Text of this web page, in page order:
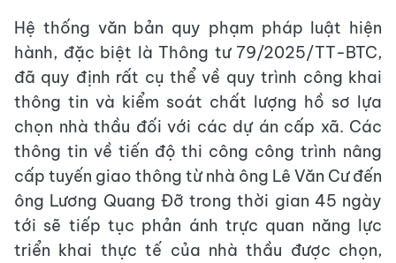
Hệ thống văn bản quy phạm pháp luật hiện
hành, đặc biệt là Thông tư 79/2025/TT-BTC,
đã quy định rất cụ thể về quy trình công khai
thông tin và kiểm soát chất lượng hồ sơ lựa
chọn nhà thầu đối với các dự án cấp xã. Các
thông tin về tiến độ thi công công trình nâng
cấp tuyến giao thông từ nhà ông Lê Văn Cư đến
ông Lương Quang Đỡ trong thời gian 45 ngày
tới sẽ tiếp tục phản ánh trực quan năng lực
triển khai thực tế của nhà thầu được chọn,